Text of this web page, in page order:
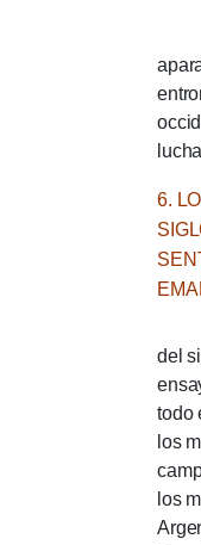
En
6.
del
todo
los
los